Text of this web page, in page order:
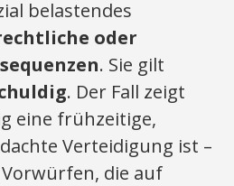
belastendes
oder
. Sie gilt
. Der Fall zeigt
eine frühzeitige,
Verteidigung ist –
die auf